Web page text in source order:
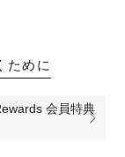
ために
会員特典